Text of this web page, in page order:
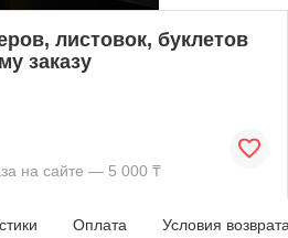
листовок, буклетов
заказу
на сайте — 5 000 ₸
Оплата Условия